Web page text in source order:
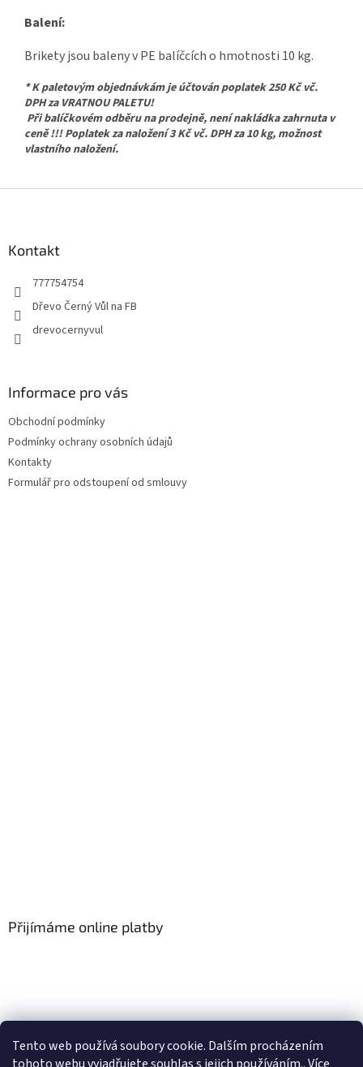
Tento web používá soubory cookie. Dalším procházením
Balení:
Brikety jsou baleny v PE balíčcích o hmotnosti 10 kg.
* K paletovým objednávkám je účtován poplatek 250 Kč vč.
DPH za VRATNOU PALETU!
Při balíčkovém odběru na prodejně, není nakládka zahrnuta v
ceně !!! Poplatek za naložení 3 Kč vč. DPH za 10 kg, možnost
vlastního naložení.
Kontakt
777754754
Dřevo Černý Vůl na FB
drevocernyvul
Informace pro vás
Obchodní podmínky
Podmínky ochrany osobních údajů
Kontakty
Formulář pro odstoupení od smlouvy
Přijímáme online platby